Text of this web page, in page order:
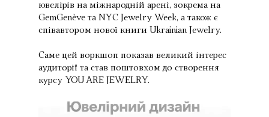
ювелірів на міжнародній арені, зокрема на
GemGenève та NYC Jewelry Week, а також є
співавтором нової книги Ukrainian Jewelry.
Саме цей воркшоп показав великий інтерес
аудиторії та став поштовхом до створення
курсу YOU ARE JEWELRY.